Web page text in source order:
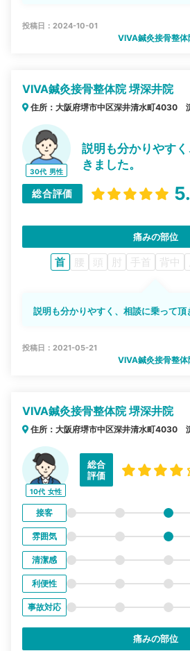
投稿日：2024-10-01
VIVA鍼灸接骨整体
VIVA鍼灸接骨整体院 堺深井院
住所：大阪府堺市中区深井清水町4030
30代 男性
説明も分かりやす
きました。
総合評価
痛みの部位
首 腰 頭 肘 手首 背中
説明も分かりやすく、相談に乗って頂
投稿日：2021-05-21
VIVA鍼灸接骨整体
VIVA鍼灸接骨整体院 堺深井院
住所：大阪府堺市中区深井清水町4030
10代 女性
総合
評価
接客
雰囲気
清潔感
利便性
事故対応
痛みの部位